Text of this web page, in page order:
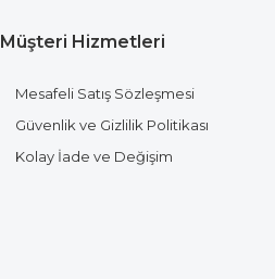
Müşteri Hizmetleri
Mesafeli Satış Sözleşmesi
Güvenlik ve Gizlilik Politikası
Kolay İade ve Değişim